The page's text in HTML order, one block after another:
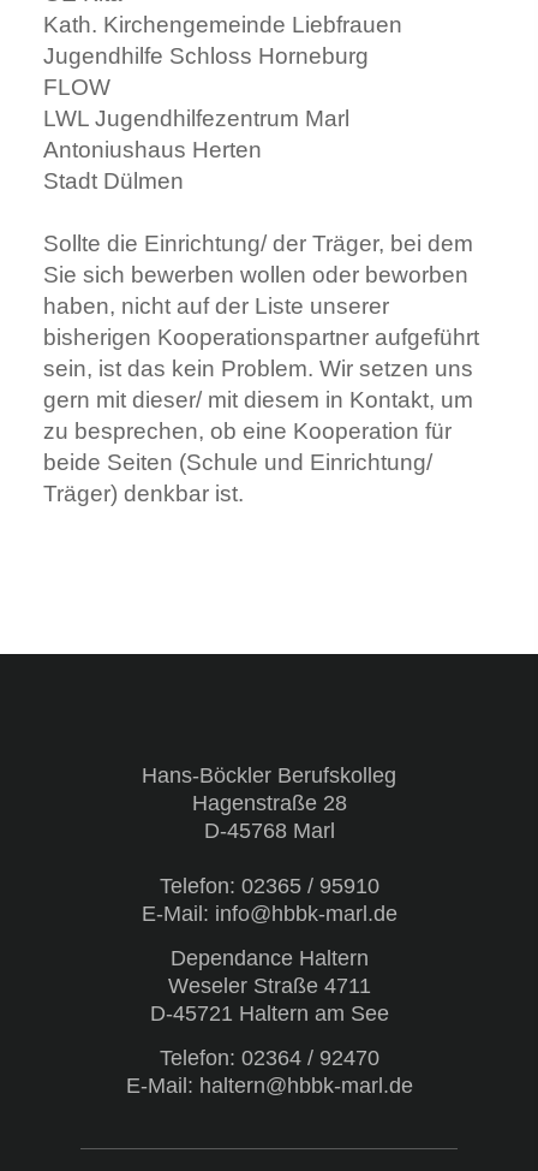
Kath. Kirchengemeinde Liebfrauen
Jugendhilfe Schloss Horneburg
FLOW
LWL Jugendhilfezentrum Marl
Antoniushaus Herten
Stadt Dülmen
Sollte die Einrichtung/ der Träger, bei dem
Sie sich bewerben wollen oder beworben
haben, nicht auf der Liste unserer
bisherigen Kooperationspartner aufgeführt
sein, ist das kein Problem. Wir setzen uns
gern mit dieser/ mit diesem in Kontakt, um
zu besprechen, ob eine Kooperation für
beide Seiten (Schule und Einrichtung/
Träger) denkbar ist.
Hans-Böckler Berufskolleg
Hagenstraße 28
D-45768 Marl
Telefon: 02365 / 95910
E-Mail: info@hbbk-marl.de
Dependance Haltern
Weseler Straße 4711
D-45721 Haltern am See
Telefon: 02364 / 92470
E-Mail: haltern@hbbk-marl.de